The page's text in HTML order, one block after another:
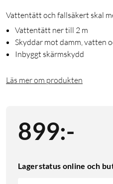
Vattentätt och fallsäkert skal
Vattentätt ner till 2 m
Skyddar mot damm, vatten
Inbyggt skärmskydd
Läs mer om produkten
899:-
Lagerstatus online och